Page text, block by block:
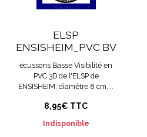
ELSP
ENSISHEIM_PVC BV
écussons Basse Visibilité en
PVC 3D de l'ELSP de
ENSISHEIM, diamètre 8 cm,...
8,95€ TTC
Indisponible